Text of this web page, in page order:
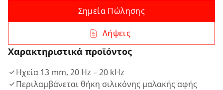
Σημεία Πώλησης
Λήψεις
Χαρακτηριστικά προϊόντος
Ηχεία 13 mm, 20 Hz – 20 kHz
Περιλαμβάνεται θήκη σιλικόνης μαλακής αφής